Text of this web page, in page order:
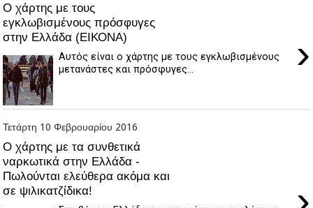
Ο χάρτης με τους
εγκλωβισμένους πρόσφυγες
στην Ελλάδα (ΕΙΚΟΝΑ)
›
Αυτός είναι ο χάρτης με τους εγκλωβισμένους
μετανάστες και πρόσφυγες...
Τετάρτη 10 Φεβρουαρίου 2016
Ο χάρτης με τα συνθετικά
ναρκωτικά στην Ελλάδα -
Πωλούνται ελεύθερα ακόμα και
σε ψιλικατζίδικα!